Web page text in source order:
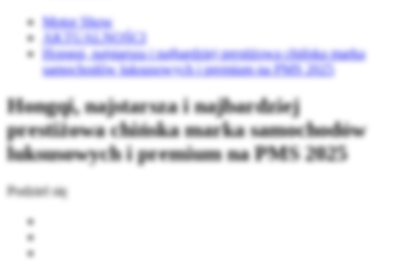
Motor Show
AKTUALNOŚCI
Hongqi, najstarsza i najbardziej prestiżowa chińska marka
samochodów luksusowych i premium na PMS 2025
Hongqi, najstarsza i najbardziej
prestiżowa chińska marka samochodów
luksusowych i premium na PMS 2025
Podziel się